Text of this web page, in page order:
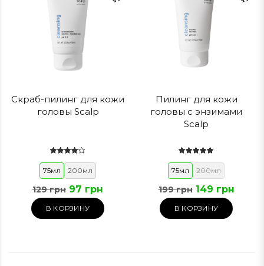
Скраб-пилинг для кожи
головы Scalp
75мл 200мл
129 грн 97 грн
В КОРЗИНУ
Пилинг для кожи
головы с энзимами
Scalp
75мл 200мл
199 грн 149 грн
В КОРЗИНУ